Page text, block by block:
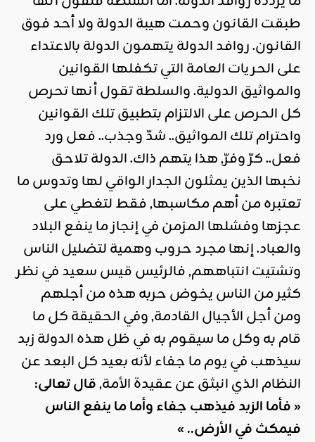
طبقت القانون وحمت هيبة الدولة ولا أحد فوق
القانون. روافد الدولة يتهمون الدولة بالاعتداء
على الحريات العامة التي تكفلها القوانين
والمواثيق الدولية. والسلطة تقول أنها تحرص
كل الحرص على الالتزام بتطبيق تلك القوانين
واحترام تلك المواثيق.. شدّ وجذب.. فعل ورد
فعل.. كرّ وفرّ, هذا يتهم ذاك. الدولة تلاحق
نخبها الذين يمثلون الجدار الواقي لها وتدوس ما
تعتبره من أهم مكاسبها, فقط لتغطي على
عجزها وفشلها المزمن في إنجاز ما ينفع البلاد
والعباد. إنها مجرد حروب وهمية لتضليل الناس
وتشتيت انتباههم, فالرئيس قيس سعيد في نظر
كثير من الناس يخوض حربه هذه من أجلهم
ومن أجل الأجيال القادمة, وفي الحقيقة كل ما
قام به وكل ما سيقوم به في ظل هذه الدولة زبد
سيذهب في يوم ما جفاء لأنه بعيد كل البعد عن
النظام الذي انبثق عن عقيدة الأمة,قال تعالى:
« فأما الزبد فيذهب جفاء وأما ما ينفع الناس
فيمكث في الأرض.. »